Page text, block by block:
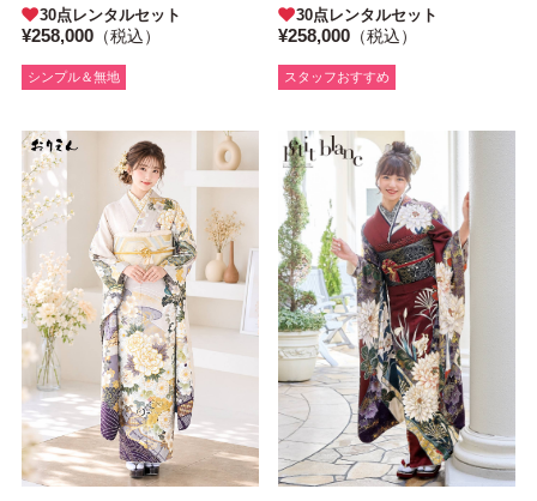
30点レンタルセット
¥258,000（税込）
シンプル＆無地
30点レンタルセット
¥258,000 （税込）
スタッフおすすめ